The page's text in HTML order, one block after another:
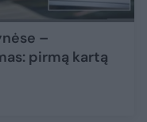
–
pirmą kartą